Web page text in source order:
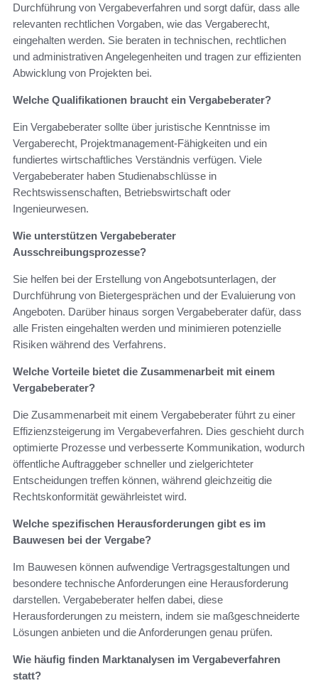
Durchführung von Vergabeverfahren und sorgt dafür, dass alle
relevanten rechtlichen Vorgaben, wie das Vergaberecht,
eingehalten werden. Sie beraten in technischen, rechtlichen
und administrativen Angelegenheiten und tragen zur effizienten
Abwicklung von Projekten bei.
Welche Qualifikationen braucht ein Vergabeberater?
Ein Vergabeberater sollte über juristische Kenntnisse im
Vergaberecht, Projektmanagement-Fähigkeiten und ein
fundiertes wirtschaftliches Verständnis verfügen. Viele
Vergabeberater haben Studienabschlüsse in
Rechtswissenschaften, Betriebswirtschaft oder
Ingenieurwesen.
Wie unterstützen Vergabeberater
Ausschreibungsprozesse?
Sie helfen bei der Erstellung von Angebotsunterlagen, der
Durchführung von Bietergesprächen und der Evaluierung von
Angeboten. Darüber hinaus sorgen Vergabeberater dafür, dass
alle Fristen eingehalten werden und minimieren potenzielle
Risiken während des Verfahrens.
Welche Vorteile bietet die Zusammenarbeit mit einem
Vergabeberater?
Die Zusammenarbeit mit einem Vergabeberater führt zu einer
Effizienzsteigerung im Vergabeverfahren. Dies geschieht durch
optimierte Prozesse und verbesserte Kommunikation, wodurch
öffentliche Auftraggeber schneller und zielgerichteter
Entscheidungen treffen können, während gleichzeitig die
Rechtskonformität gewährleistet wird.
Welche spezifischen Herausforderungen gibt es im
Bauwesen bei der Vergabe?
Im Bauwesen können aufwendige Vertragsgestaltungen und
besondere technische Anforderungen eine Herausforderung
darstellen. Vergabeberater helfen dabei, diese
Herausforderungen zu meistern, indem sie maßgeschneiderte
Lösungen anbieten und die Anforderungen genau prüfen.
Wie häufig finden Marktanalysen im Vergabeverfahren
statt?